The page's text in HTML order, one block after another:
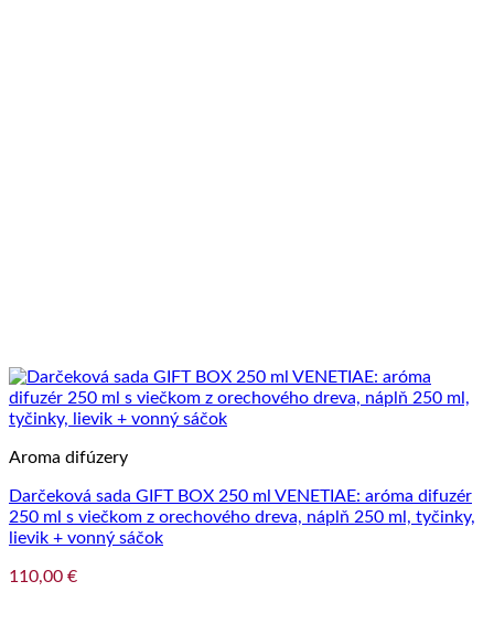
Aroma difúzery
Darčeková sada GIFT BOX 250 ml VENETIAE: aróma difuzér
250 ml s viečkom z orechového dreva, náplň 250 ml, tyčinky,
lievik + vonný sáčok
110,00 €